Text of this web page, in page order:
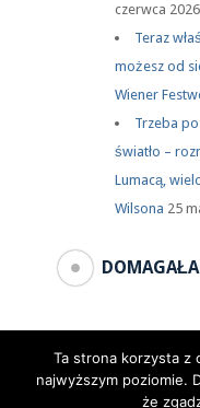
czerwca 2026
Teraz
możesz od
Wiener
Trzeba
światło –
Lumacą,
Wilsona 25
Ta strona korzysta z
najwyższym poziomie.
że